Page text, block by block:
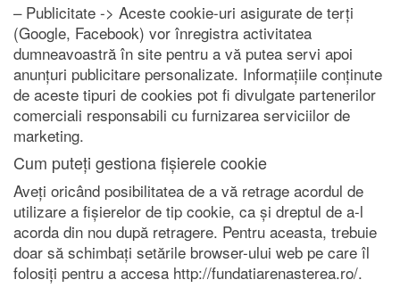
– Publicitate -> Aceste cookie-uri asigurate de terți
(Google, Facebook) vor înregistra activitatea
dumneavoastră în site pentru a vă putea servi apoi
anunțuri publicitare personalizate. Informațiile conținute
de aceste tipuri de cookies pot fi divulgate partenerilor
comerciali responsabili cu furnizarea serviciilor de
marketing.
Cum puteți gestiona fișierele cookie
Aveți oricând posibilitatea de a vă retrage acordul de
utilizare a fișierelor de tip cookie, ca și dreptul de a-l
acorda din nou după retragere. Pentru aceasta, trebuie
doar să schimbați setările browser-ului web pe care îl
folosiți pentru a accesa http://fundatiarenasterea.ro/.